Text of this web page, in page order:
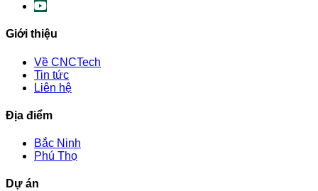
Giới thiệu
Về CNCTech
Tin tức
Liên hệ
Địa điểm
Bắc Ninh
Phú Thọ
Dự án